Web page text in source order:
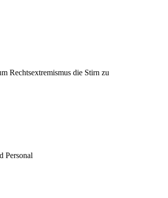
Rechtsextremismus die Stirn zu
Personal